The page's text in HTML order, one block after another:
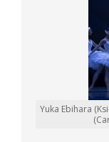
Yuka Ebihara